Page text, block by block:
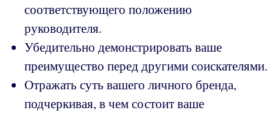
соответствующего положению
руководителя.
Убедительно демонстрировать ваше
преимущество перед другими соискателями.
Отражать суть вашего личного бренда,
подчеркивая, в чем состоит ваше